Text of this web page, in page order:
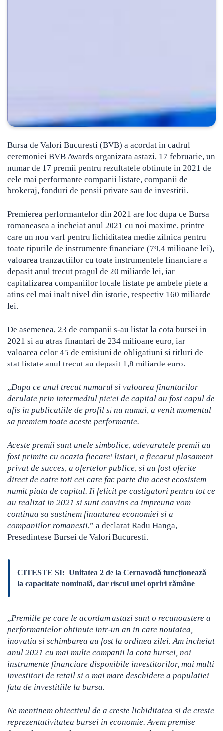
Bursa de Valori Bucuresti (BVB) a acordat in cadrul
ceremoniei BVB Awards organizata astazi, 17 februarie, un
numar de 17 premii pentru rezultatele obtinute in 2021 de
cele mai performante companii listate, companii de
brokeraj, fonduri de pensii private sau de investitii.
Premierea performantelor din 2021 are loc dupa ce Bursa
romaneasca a incheiat anul 2021 cu noi maxime, printre
care un nou varf pentru lichiditatea medie zilnica pentru
toate tipurile de instrumente financiare (79,4 milioane lei),
valoarea tranzactiilor cu toate instrumentele financiare a
depasit anul trecut pragul de 20 miliarde lei, iar
capitalizarea companiilor locale listate pe ambele piete a
atins cel mai inalt nivel din istorie, respectiv 160 miliarde
lei.
De asemenea, 23 de companii s-au listat la cota bursei in
2021 si au atras finantari de 234 milioane euro, iar
valoarea celor 45 de emisiuni de obligatiuni si titluri de
stat listate anul trecut au depasit 1,8 miliarde euro.
„Dupa ce anul trecut numarul si valoarea finantarilor
derulate prin intermediul pietei de capital au fost capul de
afis in publicatiile de profil si nu numai, a venit momentul
sa premiem toate aceste performante.
Aceste premii sunt unele simbolice, adevaratele premii au
fost primite cu ocazia fiecarei listari, a fiecarui plasament
privat de succes, a ofertelor publice, si au fost oferite
direct de catre toti cei care fac parte din acest ecosistem
numit piata de capital. Ii felicit pe castigatori pentru tot ce
au realizat in 2021 si sunt convins ca impreuna vom
continua sa sustinem finantarea economiei si a
companiilor romanesti,” a declarat Radu Hanga,
Presedintese Bursei de Valori Bucuresti.
CITESTE SI: Unitatea 2 de la Cernavodă funcționează
la capacitate nominală, dar riscul unei opriri rămâne
„Premiile pe care le acordam astazi sunt o recunoastere a
performantelor obtinute intr-un an in care noutatea,
inovatia si schimbarea au fost la ordinea zilei. Am incheiat
anul 2021 cu mai multe companii la cota bursei, noi
instrumente financiare disponibile investitorilor, mai multi
investitori de retail si o mai mare deschidere a populatiei
fata de investitiile la bursa.
Ne mentinem obiectivul de a creste lichiditatea si de creste
reprezentativitatea bursei in economie. Avem premise